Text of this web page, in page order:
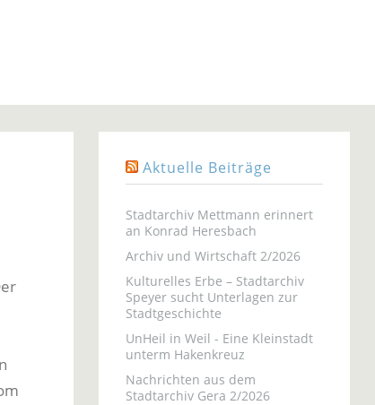
Aktuelle Beiträge
Stadtarchiv Mettmann erinnert
an Konrad Heresbach
Archiv und Wirtschaft 2/2026
Kulturelles Erbe – Stadtarchiv
Speyer sucht Unterlagen zur
Stadtgeschichte
UnHeil in Weil - Eine Kleinstadt
unterm Hakenkreuz
Nachrichten aus dem
Stadtarchiv Gera 2/2026